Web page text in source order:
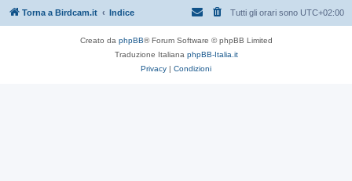
Torna a Birdcam.it Indice Tutti gli orari sono UTC+02:00
Creato da phpBB® Forum Software © phpBB Limited
Traduzione Italiana phpBB-Italia.it
Privacy
Condizioni